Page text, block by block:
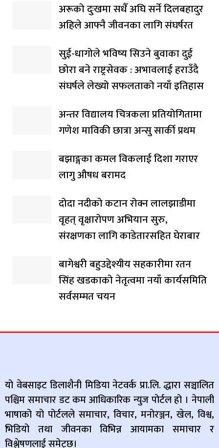
अरूको दुःखमा सधैँ अघि सर्ने दिलबहादुर
अहिले आफ्नै जीवनका लागि संघर्षरत
सुई-धागोले भविष्य सिउने बुवाका दुई
छोरा बने राष्ट्रसेवक : अभावलाई हराउँदै
संघर्षले लेख्यो सफलताको नयाँ इतिहास
अन्तर विद्यालय चित्रकला प्रतियोगितामा
गणेश माविकी छात्रा अन्सु सार्की प्रथम
बझाङ्गका कमल विकलाई दिशा गराएर
लागु औषध बरामद
दोदा नदीको कटान रोक्न लालझाडीमा
वृहत् वृक्षारोपण अभियान सुरु,
संरक्षणका लागि काडेतारसहित घेराबार
बागेश्वरी बहुउद्देश्यीय सहकारीमा रतन
सिंह खडकाको नेतृत्वमा नयाँ कार्यसमिति
सर्वसम्मत चयन
यो वेबसाइट डिलाशैनी मिडिया नेटवर्क प्रा.लि. द्धारा सञ्चालित
पश्चिम समाचार डट कम आधिकारिक न्युज पोर्टल हो । नेपाली
भाषाको यो पोर्टलले समाचार, विचार, मनोरञ्जन, खेल, विश्व,
भिडियो तथा जीवनका विभिन्न आयामका समाचार र
विश्लेषणलाई समेट्छ।